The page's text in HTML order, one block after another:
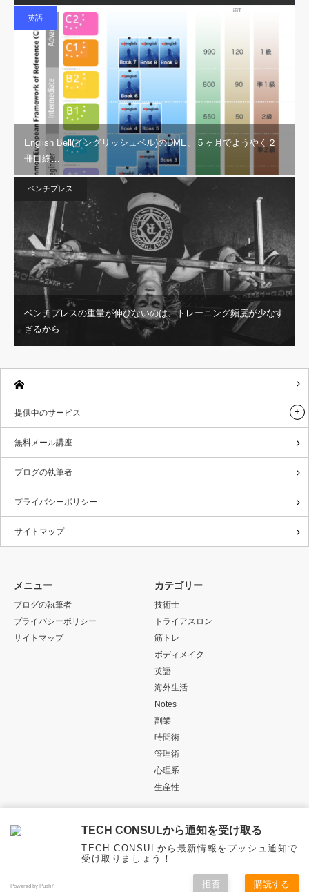
英語
English Bell(イングリッシュベル)のDME、５ヶ月でようやく２
冊目終…
ベンチプレス
ベンチプレスの重量が伸びないのは、トレーニング頻度が少なす
ぎるから
提供中のサービス
無料メール講座
ブログの執筆者
プライバシーポリシー
サイトマップ
メニュー
ブログの執筆者
プライバシーポリシー
サイトマップ
カテゴリー
技術士
トライアスロン
筋トレ
ボディメイク
英語
海外生活
Notes
副業
時間術
管理術
心理系
生産性
All rights reserved.
TECH CONSULから通知を受け取る
TECH CONSULから最新情報をプッシュ通知で
受け取りましょう！
Powered by Push7 拒否 購読する